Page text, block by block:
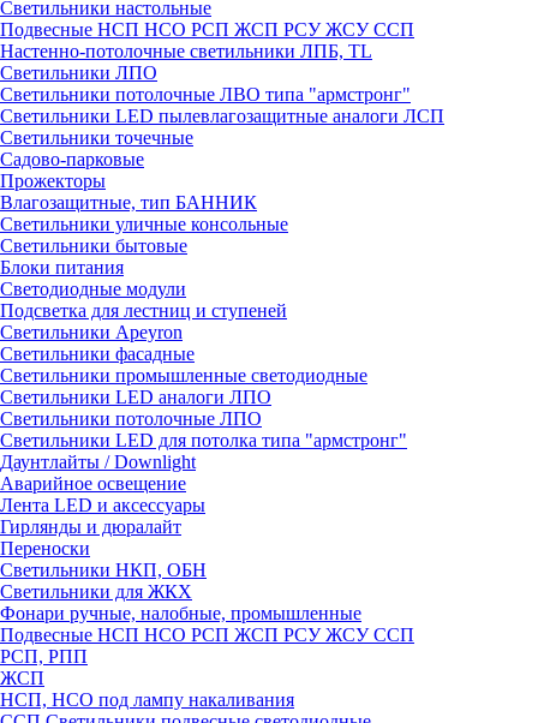
Светильники настольные
Подвесные НСП НСО РСП ЖСП РСУ ЖСУ ССП
Настенно-потолочные светильники ЛПБ, TL
Светильники ЛПО
Светильники потолочные ЛВО типа "армстронг"
Светильники LED пылевлагозащитные аналоги ЛСП
Светильники точечные
Садово-парковые
Прожекторы
Влагозащитные, тип БАННИК
Светильники уличные консольные
Светильники бытовые
Блоки питания
Светодиодные модули
Подсветка для лестниц и ступеней
Светильники Apeyron
Светильники фасадные
Светильники промышленные светодиодные
Светильники LED аналоги ЛПО
Светильники потолочные ЛПО
Светильники LED для потолка типа "армстронг"
Даунтлайты / Downlight
Аварийное освещение
Лента LED и аксессуары
Гирлянды и дюралайт
Переноски
Светильники НКП, ОБН
Светильники для ЖКХ
Фонари ручные, налобные, промышленные
Подвесные НСП НСО РСП ЖСП РСУ ЖСУ ССП
РСП, РПП
ЖСП
НСП, НСО под лампу накаливания